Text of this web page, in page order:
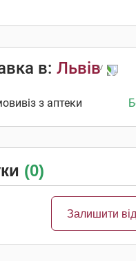
в: Львів
з аптеки
(0)
Залишити